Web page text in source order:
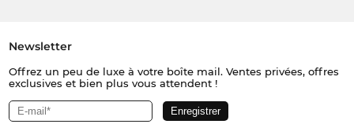
Newsletter
Offrez un peu de luxe à votre boîte mail. Ventes privées, offres
exclusives et bien plus vous attendent !